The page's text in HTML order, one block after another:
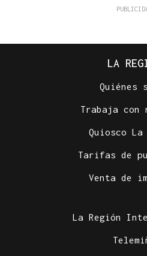
LA
Quiénes
Trabaja con
Quiosco La
Tarifas de
Venta de
La Región